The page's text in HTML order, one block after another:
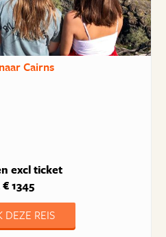
Cairns
excl ticket
€ 1345
DEZE REIS